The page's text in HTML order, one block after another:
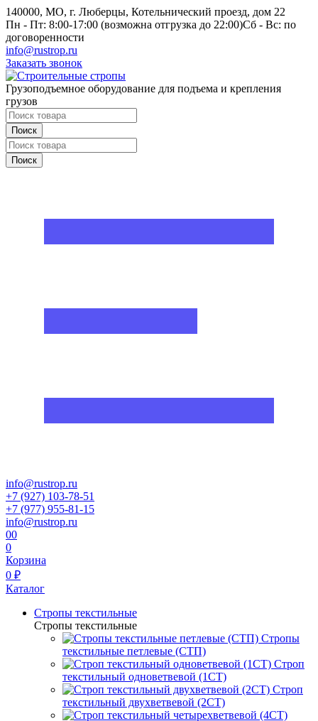
140000, МО, г. Люберцы, Котельнический проезд, дом 22
Пн - Пт: 8:00-17:00 (возможна отгрузка до 22:00)Сб - Вс: по
договоренности
info@rustrop.ru
Заказать звонок
Грузоподъемное оборудование для подъема и крепления
грузов
Поиск
Поиск
info@rustrop.ru
+7 (927) 103-78-51
+7 (977) 955-81-15
info@rustrop.ru
00
0
Корзина
0 ₽
Каталог
Стропы текстильные
Стропы текстильные
Стропы
текстильные петлевые (СТП)
Строп
текстильный одноветвевой (1СТ)
Строп
текстильный двухветвевой (2СТ)